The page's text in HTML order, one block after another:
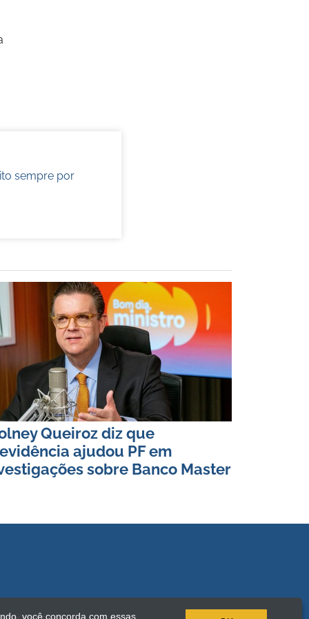
sempre por
Queiroz diz que
ajudou PF em
sobre Banco Master
você concorda com essas